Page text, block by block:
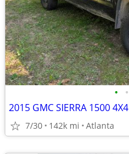
• •
2015 GMC SIERRA 1500 4X4
7/30 142k mi Atlanta